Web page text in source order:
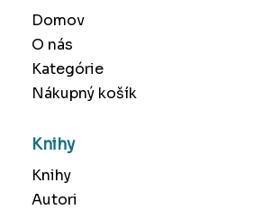
Domov
O nás
Kategórie
Nákupný košík
Knihy
Knihy
Autori